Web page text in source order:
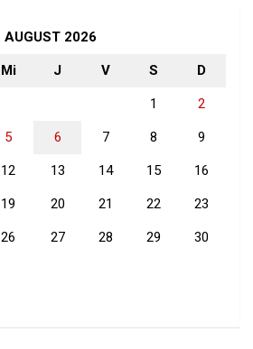
AUGUST 2026
Mi J V S D
1 2
5 6 7 8 9
12 13 14 15 16
19 20 21 22 23
26 27 28 29 30